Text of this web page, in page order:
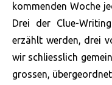
kommenden Woche
Drei der Clue-
erzählt werden, drei
wir schliesslich
grossen,